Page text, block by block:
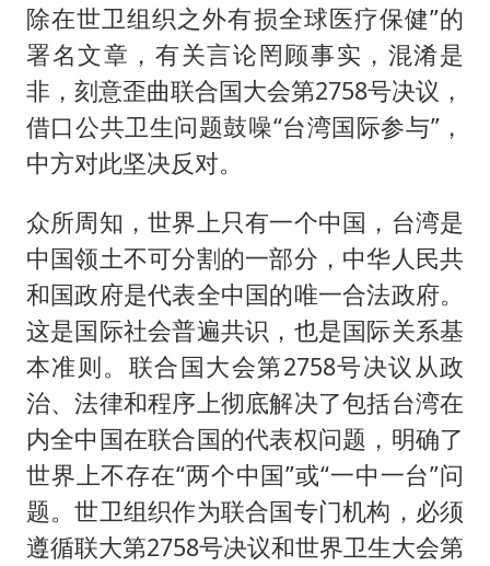
除在世卫组织之外有损全球医疗保健”的
署名文章，有关言论罔顾事实，混淆是
非，刻意歪曲联合国大会第2758号决议，
借口公共卫生问题鼓噪“台湾国际参与”，
中方对此坚决反对。
众所周知，世界上只有一个中国，台湾是
中国领土不可分割的一部分，中华人民共
和国政府是代表全中国的唯一合法政府。
这是国际社会普遍共识，也是国际关系基
本准则。联合国大会第2758号决议从政
治、法律和程序上彻底解决了包括台湾在
内全中国在联合国的代表权问题，明确了
世界上不存在“两个中国”或“一中一台”问
题。世卫组织作为联合国专门机构，必须
遵循联大第2758号决议和世界卫生大会第